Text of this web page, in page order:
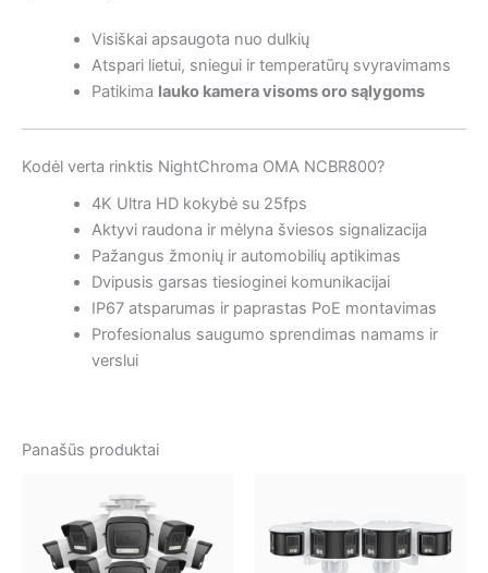
Visiškai apsaugota nuo dulkių
Atspari lietui, sniegui ir temperatūrų svyravimams
Patikima lauko kamera visoms oro sąlygoms
Kodėl verta rinktis NightChroma OMA NCBR800?
4K Ultra HD kokybė su 25fps
Aktyvi raudona ir mėlyna šviesos signalizacija
Pažangus žmonių ir automobilių aptikimas
Dvipusis garsas tiesioginei komunikacijai
IP67 atsparumas ir paprastas PoE montavimas
Profesionalus saugumo sprendimas namams ir
verslui
Panašūs produktai